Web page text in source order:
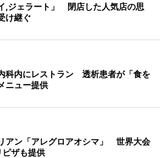
,ジェラート」 閉店した人気店の思
け継ぐ
科内にレストラン 透析患者が「食を
ニュー提供
アン「アレグロアオシマ」 世界大会
ザも提供